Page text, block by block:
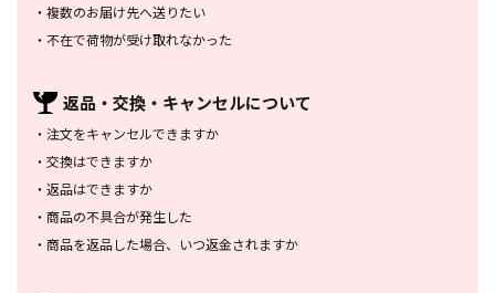
・ 複数のお届け先へ送りたい
・ 不在で荷物が受け取れなかった
返品・交換・ キャンセルについて
・ 注文をキャンセルできますか
・ 交換はできますか
・ 返品はできますか
・ 商品の不具合が発生した
・ 商品を返品した場合、 いつ返金されますか